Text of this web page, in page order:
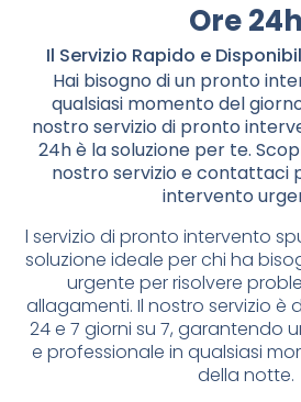
Ore 24h
Il Servizio Rapido e
Hai bisogno di un pronto
qualsiasi momento del
nostro servizio di pronto
24h è la soluzione per te.
nostro servizio e contattaci
intervento
l servizio di pronto intervento
soluzione ideale per chi ha
urgente per risolvere
allagamenti. Il nostro servizio è
24 e 7 giorni su 7, garantendo
e professionale in qualsiasi
della notte.